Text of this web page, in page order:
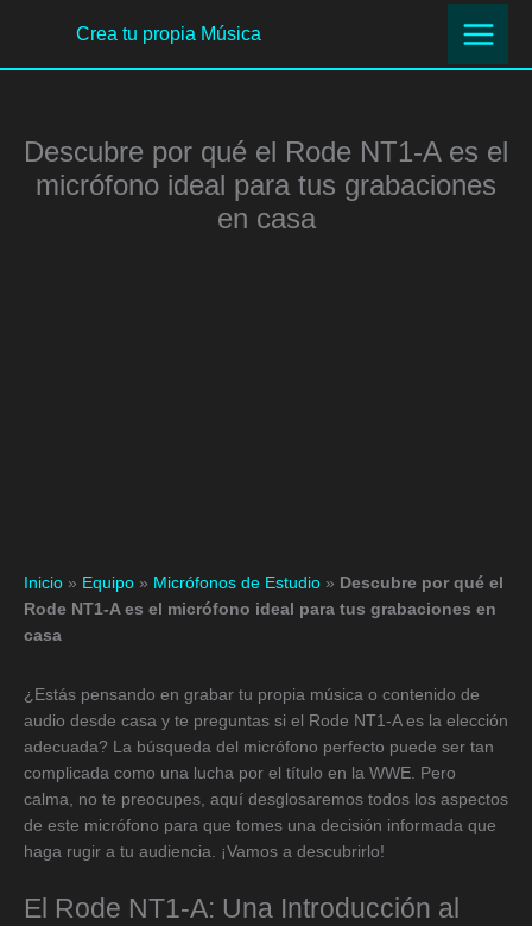
contenido
Crea tu propia Música
Descubre por qué el Rode NT1-A es el
micrófono ideal para tus grabaciones
en casa
Inicio » Equipo » Micrófonos de Estudio » Descubre por qué el
Rode NT1-A es el micrófono ideal para tus grabaciones en
casa
¿Estás pensando en grabar tu propia música o contenido de
audio desde casa y te preguntas si el Rode NT1-A es la elección
adecuada? La búsqueda del micrófono perfecto puede ser tan
complicada como una lucha por el título en la WWE. Pero
calma, no te preocupes, aquí desglosaremos todos los aspectos
de este micrófono para que tomes una decisión informada que
haga rugir a tu audiencia. ¡Vamos a descubrirlo!
El Rode NT1-A: Una Introducción al